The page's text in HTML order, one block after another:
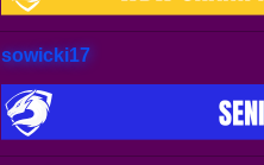
sowicki17